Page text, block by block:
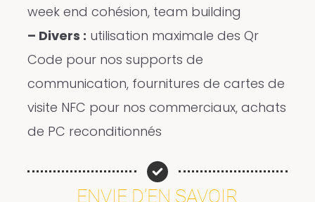
week end cohésion, team building
– Divers : utilisation maximale des Qr
Code pour nos supports de
communication, fournitures de cartes de
visite NFC pour nos commerciaux, achats
de PC reconditionnés
ENVIE D’EN SAVOIR